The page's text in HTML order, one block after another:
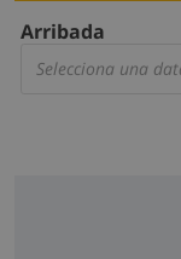
Arribada
Selecciona una